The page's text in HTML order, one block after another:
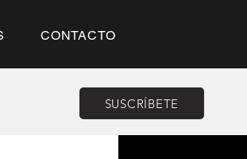
CONTACTO
SUSCRÍBETE